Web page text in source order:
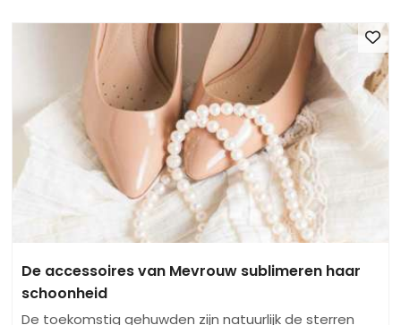
De accessoires van Mevrouw sublimeren haar
schoonheid
De toekomstig gehuwden zijn natuurlijk de sterren